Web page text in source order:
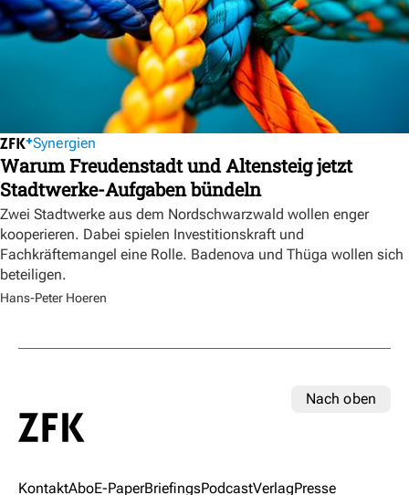
Synergien
Warum Freudenstadt und Altensteig jetzt
Stadtwerke-Aufgaben bündeln
Zwei Stadtwerke aus dem Nordschwarzwald wollen enger
kooperieren. Dabei spielen Investitionskraft und
Fachkräftemangel eine Rolle. Badenova und Thüga wollen sich
beteiligen.
Hans-Peter Hoeren
Nach oben
KontaktAboE-PaperBriefingsPodcastVerlagPresse